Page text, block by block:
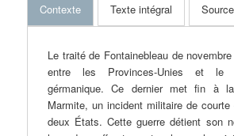
Contexte Texte intégral
Le traité de Fontainebleau de
entre les Provinces-Unies et le
gérmanique. Ce dernier met fin à
Marmite, un incident militaire de courte
deux États. Cette guerre détient son